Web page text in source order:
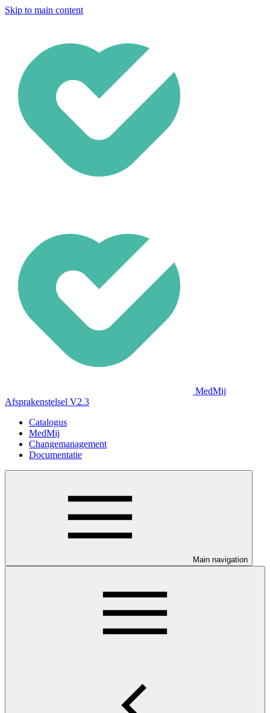
Skip to main content
MedMij
Afsprakenstelsel V2.3
Catalogus
MedMij
Changemanagement
Documentatie
Main navigation